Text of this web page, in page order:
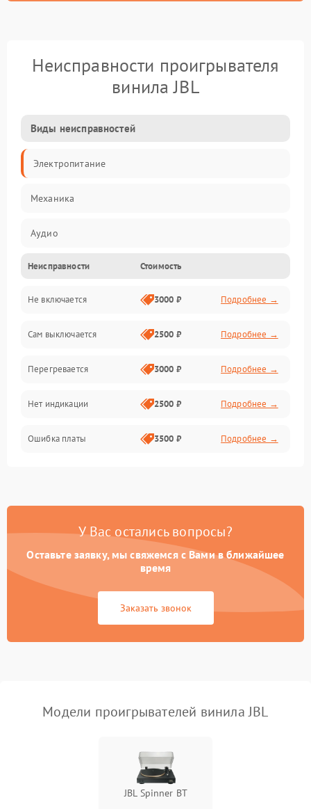
Неисправности проигрывателя
винила JBL
Виды неисправностей
Электропитание
Механика
Аудио
Неисправности Стоимость
Не включается 3000 ₽ Подробнее →
Сам выключается 2500 ₽ Подробнее →
Перегревается 3000 ₽ Подробнее →
Нет индикации 2500 ₽ Подробнее →
Ошибка платы 3500 ₽ Подробнее →
У Вас остались вопросы?
Оставьте заявку, мы свяжемся с Вами в ближайшее
время
Заказать звонок
Модели проигрывателей винила JBL
JBL Spinner BT